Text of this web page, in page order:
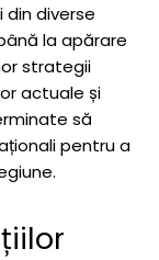
din diverse
la apărare
strategii
actuale și
să
pentru a